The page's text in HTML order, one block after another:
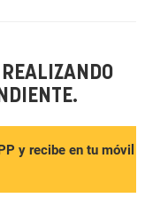
y recibe en tu móvil